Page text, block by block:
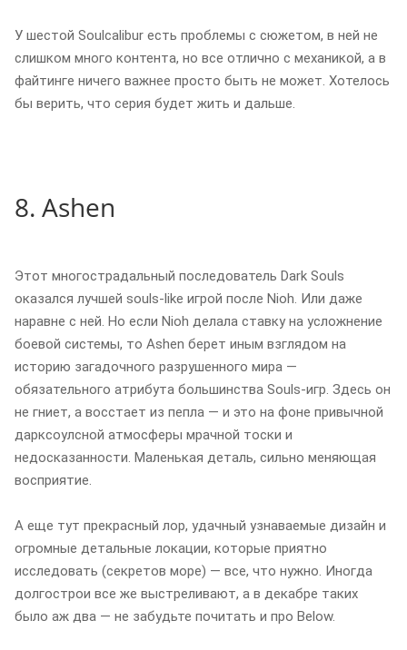
У шестой Soulcalibur есть проблемы с сюжетом, в ней не
слишком много контента, но все отлично с механикой, а в
файтинге ничего важнее просто быть не может. Хотелось
бы верить, что серия будет жить и дальше.
8. Ashen
Этот многострадальный последователь Dark Souls
оказался лучшей souls-like игрой после Nioh. Или даже
наравне с ней. Но если Nioh делала ставку на усложнение
боевой системы, то Ashen берет иным взглядом на
историю загадочного разрушенного мира —
обязательного атрибута большинства Souls-игр. Здесь он
не гниет, а восстает из пепла — и это на фоне привычной
дарксоулсной атмосферы мрачной тоски и
недосказанности. Маленькая деталь, сильно меняющая
восприятие.
А еще тут прекрасный лор, удачный узнаваемые дизайн и
огромные детальные локации, которые приятно
исследовать (секретов море) — все, что нужно. Иногда
долгострои все же выстреливают, а в декабре таких
было аж два — не забудьте почитать и про Below.